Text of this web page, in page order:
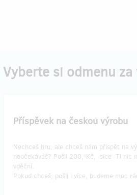
Vyberte si odmenu
Příspěvek na českou výrobu
Nechceš hru, ale chceš nám přispět na
neočekáváš? Pošli 200,-Kč, sice Ti nic
vděční.
Pokud chceš, pošli i více, budeme moc